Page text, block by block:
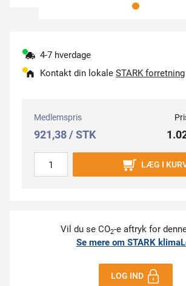
4-7 hverdage
Kontakt din lokale STARK forretning
Medlemspris
921,38 / STK
LÆG I
Vil du se CO2-e aftryk for
Se mere om STARK
LOG IND